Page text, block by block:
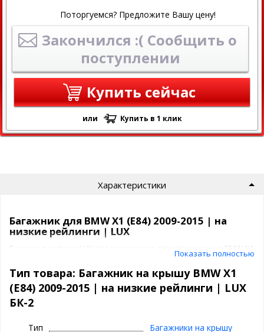
Поторгуемся? Предложите Вашу цену!
Закончился :( Сообщить о
поступлении
Купить сейчас
или Купить в 1 клик
Характеристики
Багажник для BMW X1 (E84) 2009-2015 | на
низкие рейлинги | LUX
Багажная система LUX предназначена для установки на BMW X1
(E84) 2009-2015 | на низкие рейлинги на крышу автомобиля.
Багажник ЛЮКС представляет собой
2 поперечины
4 адаптера под ваш авто
Багажник LUX имеет защиту от кражи:
Показать полностью
Тип товара: Багажник на крышу BMW X1
(E84) 2009-2015 | на низкие рейлинги | LUX
БК-2
Тип
Багажники на крышу